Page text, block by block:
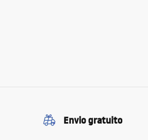
Envio gratuito